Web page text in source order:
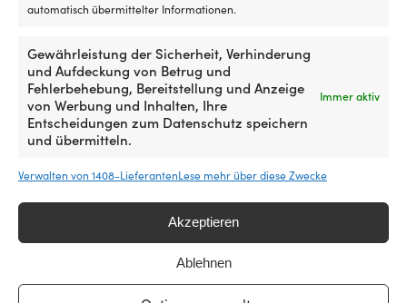
automatisch übermittelter Informationen.
Gewährleistung der Sicherheit, Verhinderung
und Aufdeckung von Betrug und
Fehlerbehebung, Bereitstellung und Anzeige
von Werbung und Inhalten, Ihre
Entscheidungen zum Datenschutz speichern
und übermitteln.
Immer aktiv
Verwalten von 1408-LieferantenLese mehr über diese Zwecke
Akzeptieren
Ablehnen
Ölschlauch, PVC-Schlauch,
Ölschlauch / Kraftstoffschlauch
CARBUPOMP/10NL, ISO R1307,
Gummi mit Verstärkung, 10 mm